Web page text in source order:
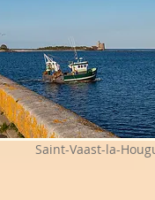
Saint-Vaast-la-